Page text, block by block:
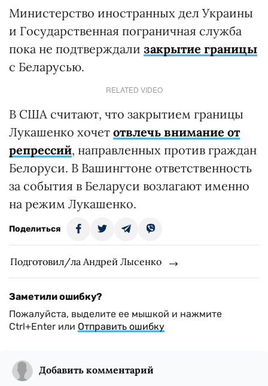
Министерство иностранных дел Украины
и Государственная пограничная служба
пока не подтверждали закрытие границы
с Беларусью.
RELATED VIDEO
В США считают, что закрытием границы
Лукашенко хочет отвлечь внимание от
репрессий, направленных против граждан
Белоруси. В Вашингтоне ответственность
за события в Беларуси возлагают именно
на режим Лукашенко.
Поделиться
Подготовил/ла Андрей Лысенко
Заметили ошибку?
Пожалуйста, выделите ее мышкой и нажмите
Ctrl+Enter или Отправить ошибку
Добавить комментарий